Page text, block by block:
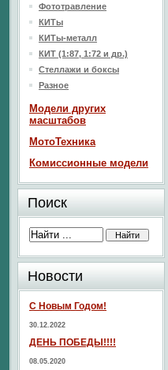
Фототравление
КИТы
КИТы-металл
КИТ (1:87, 1:72 и др.)
Стеллажи и боксы
Разное
Модели других
масштабов
МотоТехника
Комиссионные модели
Поиск
Новости
С Новым Годом!
30.12.2022
ДЕНЬ ПОБЕДЫ!!!!
08.05.2020